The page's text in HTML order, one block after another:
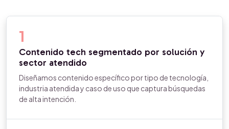
1
Contenido tech segmentado por solución y
sector atendido
Diseñamos contenido específico por tipo de tecnología,
industria atendida y caso de uso que captura búsquedas
de alta intención.